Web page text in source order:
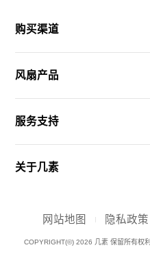
购买渠道
风扇产品
服务支持
关于几素
COPYRIGHT(©) 2026 几素 保留所有权利
网站地图 隐私政策